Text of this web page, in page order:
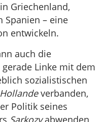
Griechenland,
Spanien – eine
entwickeln.
auch die
Linke mit dem
sozialistischen
Hollandeverbanden,
Politik seines
Sarkozyabwenden